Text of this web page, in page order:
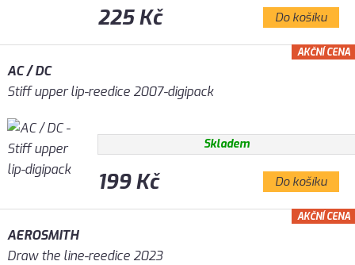
225 Kč Do košíku
AC / DC
Stiff upper lip-reedice 2007-digipack
Skladem
199 Kč Do košíku
AKČNÍ CENA
AEROSMITH
Draw the line-reedice 2023
AKČNÍ CENA